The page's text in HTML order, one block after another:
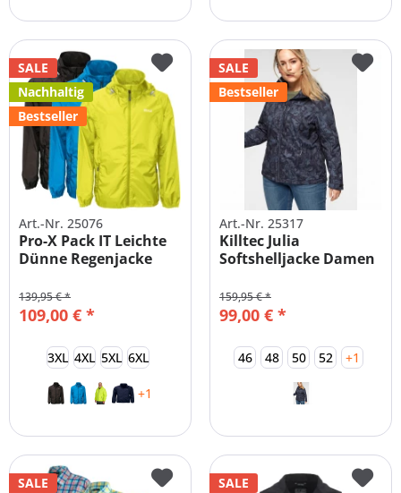
SALE
Nachhaltig
Bestseller
Art.-Nr. 25076
Pro-X Pack IT Leichte
Dünne Regenjacke
109,00 € *
139,95 € *
3XL 4XL 5XL 6XL
+1
SALE
Bestseller
Art.-Nr. 25317
Killtec Julia
Softshelljacke Damen
99,00 € *
159,95 € *
46 48 50 52 +1
SALE
SALE